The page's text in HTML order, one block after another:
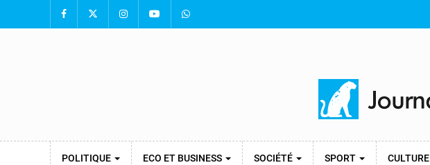
POLITIQUE ECO ET BUSINESS SOCIÉTÉ SPORT CULTURE